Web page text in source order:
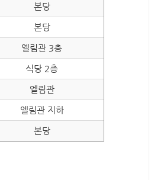
본당
본당
엘림관 3층
식당 2층
엘림관
엘림관 지하
본당